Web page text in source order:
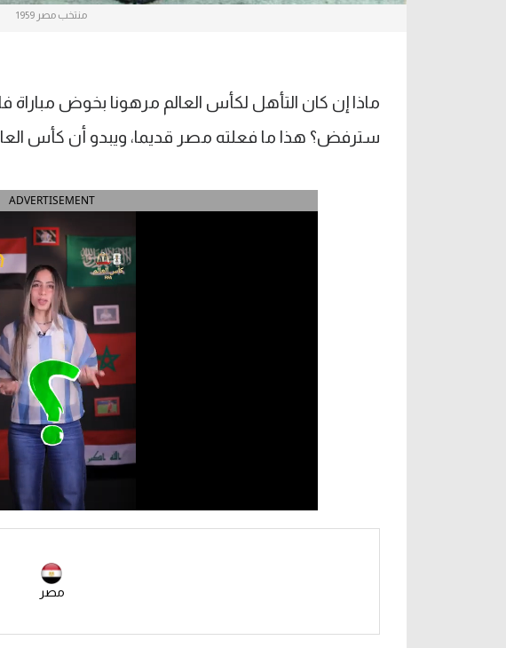
منتخب مصر 1959
ماذا إن كان التأهل لكأس العالم مرهونا بخوض
سترفض؟ هذا ما فعلته مصر قديما، ويبدو أن كأس العالم
ADVERTISEMENT
مصر